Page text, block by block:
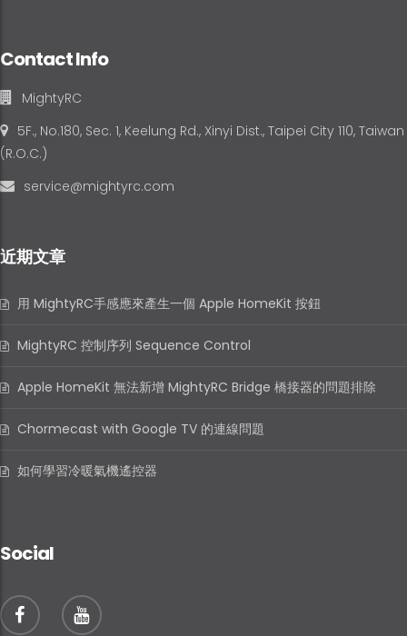
Contact Info
MightyRC
5F., No.180, Sec. 1, Keelung Rd., Xinyi Dist., Taipei City 110, Taiwan
(R.O.C.)
service@mightyrc.com
近期文章
用 MightyRC手感應來產生一個 Apple HomeKit 按鈕
MightyRC 控制序列 Sequence Control
Apple HomeKit 無法新增 MightyRC Bridge 橋接器的問題排除
Chormecast with Google TV 的連線問題
如何學習冷暖氣機遙控器
Social